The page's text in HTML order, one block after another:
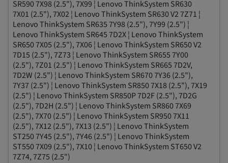
SR590 7X98 (2.5"), 7X99 ¦ Lenovo ThinkSystem SR630
7X01 (2.5"), 7X02 ¦ Lenovo ThinkSystem SR630 V2 7Z71 ¦
Lenovo ThinkSystem SR635 7Y98 (2.5"), 7Y99 (2.5") ¦
Lenovo ThinkSystem SR645 7D2X ¦ Lenovo ThinkSystem
SR650 7X05 (2.5"), 7X06 ¦ Lenovo ThinkSystem SR650 V2
7D15 (2.5"), 7Z73 ¦ Lenovo ThinkSystem SR655 7Y00
(2.5"), 7Z01 (2.5") ¦ Lenovo ThinkSystem SR665 7D2V,
7D2W (2.5") ¦ Lenovo ThinkSystem SR670 7Y36 (2.5"),
7Y37 (2.5") ¦ Lenovo ThinkSystem SR850 7X18 (2.5"), 7X19
(2.5") ¦ Lenovo ThinkSystem SR850P 7D2F (2.5"), 7D2G
(2.5"), 7D2H (2.5") ¦ Lenovo ThinkSystem SR860 7X69
(2.5"), 7X70 (2.5") ¦ Lenovo ThinkSystem SR950 7X11
(2.5"), 7X12 (2.5"), 7X13 (2.5") ¦ Lenovo ThinkSystem
ST250 7Y45 (2.5"), 7Y46 (2.5") ¦ Lenovo ThinkSystem
ST550 7X09 (2.5"), 7X10 ¦ Lenovo ThinkSystem ST650 V2
7Z74, 7Z75 (2.5")